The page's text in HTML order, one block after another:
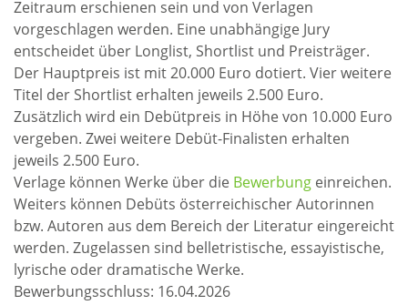
Zeitraum erschienen sein und von Verlagen
vorgeschlagen werden. Eine unabhängige Jury
entscheidet über Longlist, Shortlist und Preisträger.
Der Hauptpreis ist mit 20.000 Euro dotiert. Vier weitere
Titel der Shortlist erhalten jeweils 2.500 Euro.
Zusätzlich wird ein Debütpreis in Höhe von 10.000 Euro
vergeben. Zwei weitere Debüt-Finalisten erhalten
jeweils 2.500 Euro.
Verlage können Werke über die Bewerbung einreichen.
Weiters können Debüts österreichischer Autorinnen
bzw. Autoren aus dem Bereich der Literatur eingereicht
werden. Zugelassen sind belletristische, essayistische,
lyrische oder dramatische Werke.
Bewerbungsschluss: 16.04.2026